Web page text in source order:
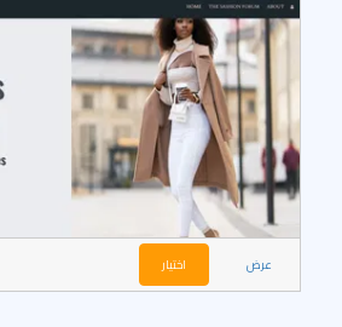
عرض اختيار